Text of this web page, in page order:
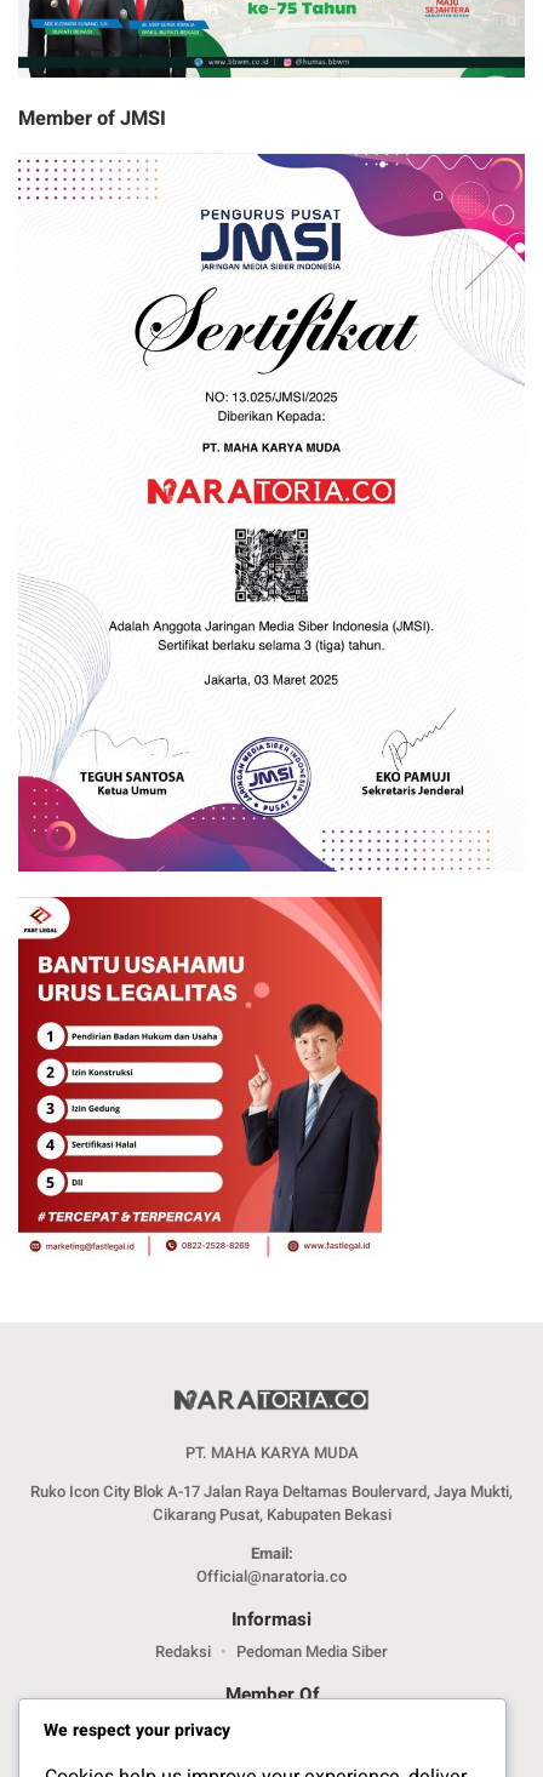
Member of JMSI
PT. MAHA KARYA MUDA
Ruko Icon City Blok A-17 Jalan Raya Deltamas Boulervard, Jaya Mukti,
Cikarang Pusat, Kabupaten Bekasi
Email:
Official@naratoria.co
Informasi
Redaksi Pedoman Media Siber
Member Of
We respect your privacy